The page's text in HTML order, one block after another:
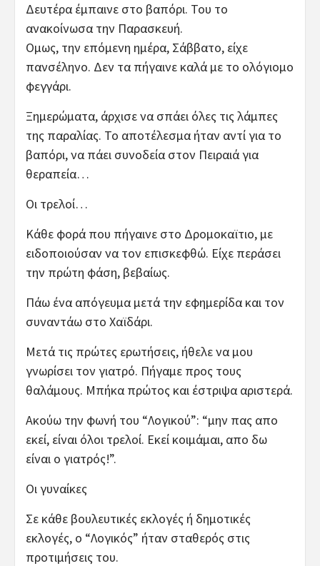
Δευτέρα έμπαινε στο βαπόρι. Του το
ανακοίνωσα την Παρασκευή.
Ομως, την επόμενη ημέρα, Σάββατο, είχε
πανσέληνο. Δεν τα πήγαινε καλά με το ολόγιομο
φεγγάρι.
Ξημερώματα, άρχισε να σπάει όλες τις λάμπες
της παραλίας. Το αποτέλεσμα ήταν αντί για το
βαπόρι, να πάει συνοδεία στον Πειραιά για
θεραπεία…
Οι τρελοί…
Κάθε φορά που πήγαινε στο Δρομοκαϊτιο, με
ειδοποιούσαν να τον επισκεφθώ. Είχε περάσει
την πρώτη φάση, βεβαίως.
Πάω ένα απόγευμα μετά την εφημερίδα και τον
συναντάω στο Χαϊδάρι.
Μετά τις πρώτες ερωτήσεις, ήθελε να μου
γνωρίσει τον γιατρό. Πήγαμε προς τους
θαλάμους. Μπήκα πρώτος και έστριψα αριστερά.
Ακούω την φωνή του “Λογικού”: “μην πας απο
εκεί, είναι όλοι τρελοί. Εκεί κοιμάμαι, απο δω
είναι ο γιατρός!”.
Οι γυναίκες
Σε κάθε βουλευτικές εκλογές ή δημοτικές
εκλογές, ο “Λογικός” ήταν σταθερός στις
προτιμήσεις του.